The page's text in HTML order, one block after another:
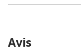
Avis